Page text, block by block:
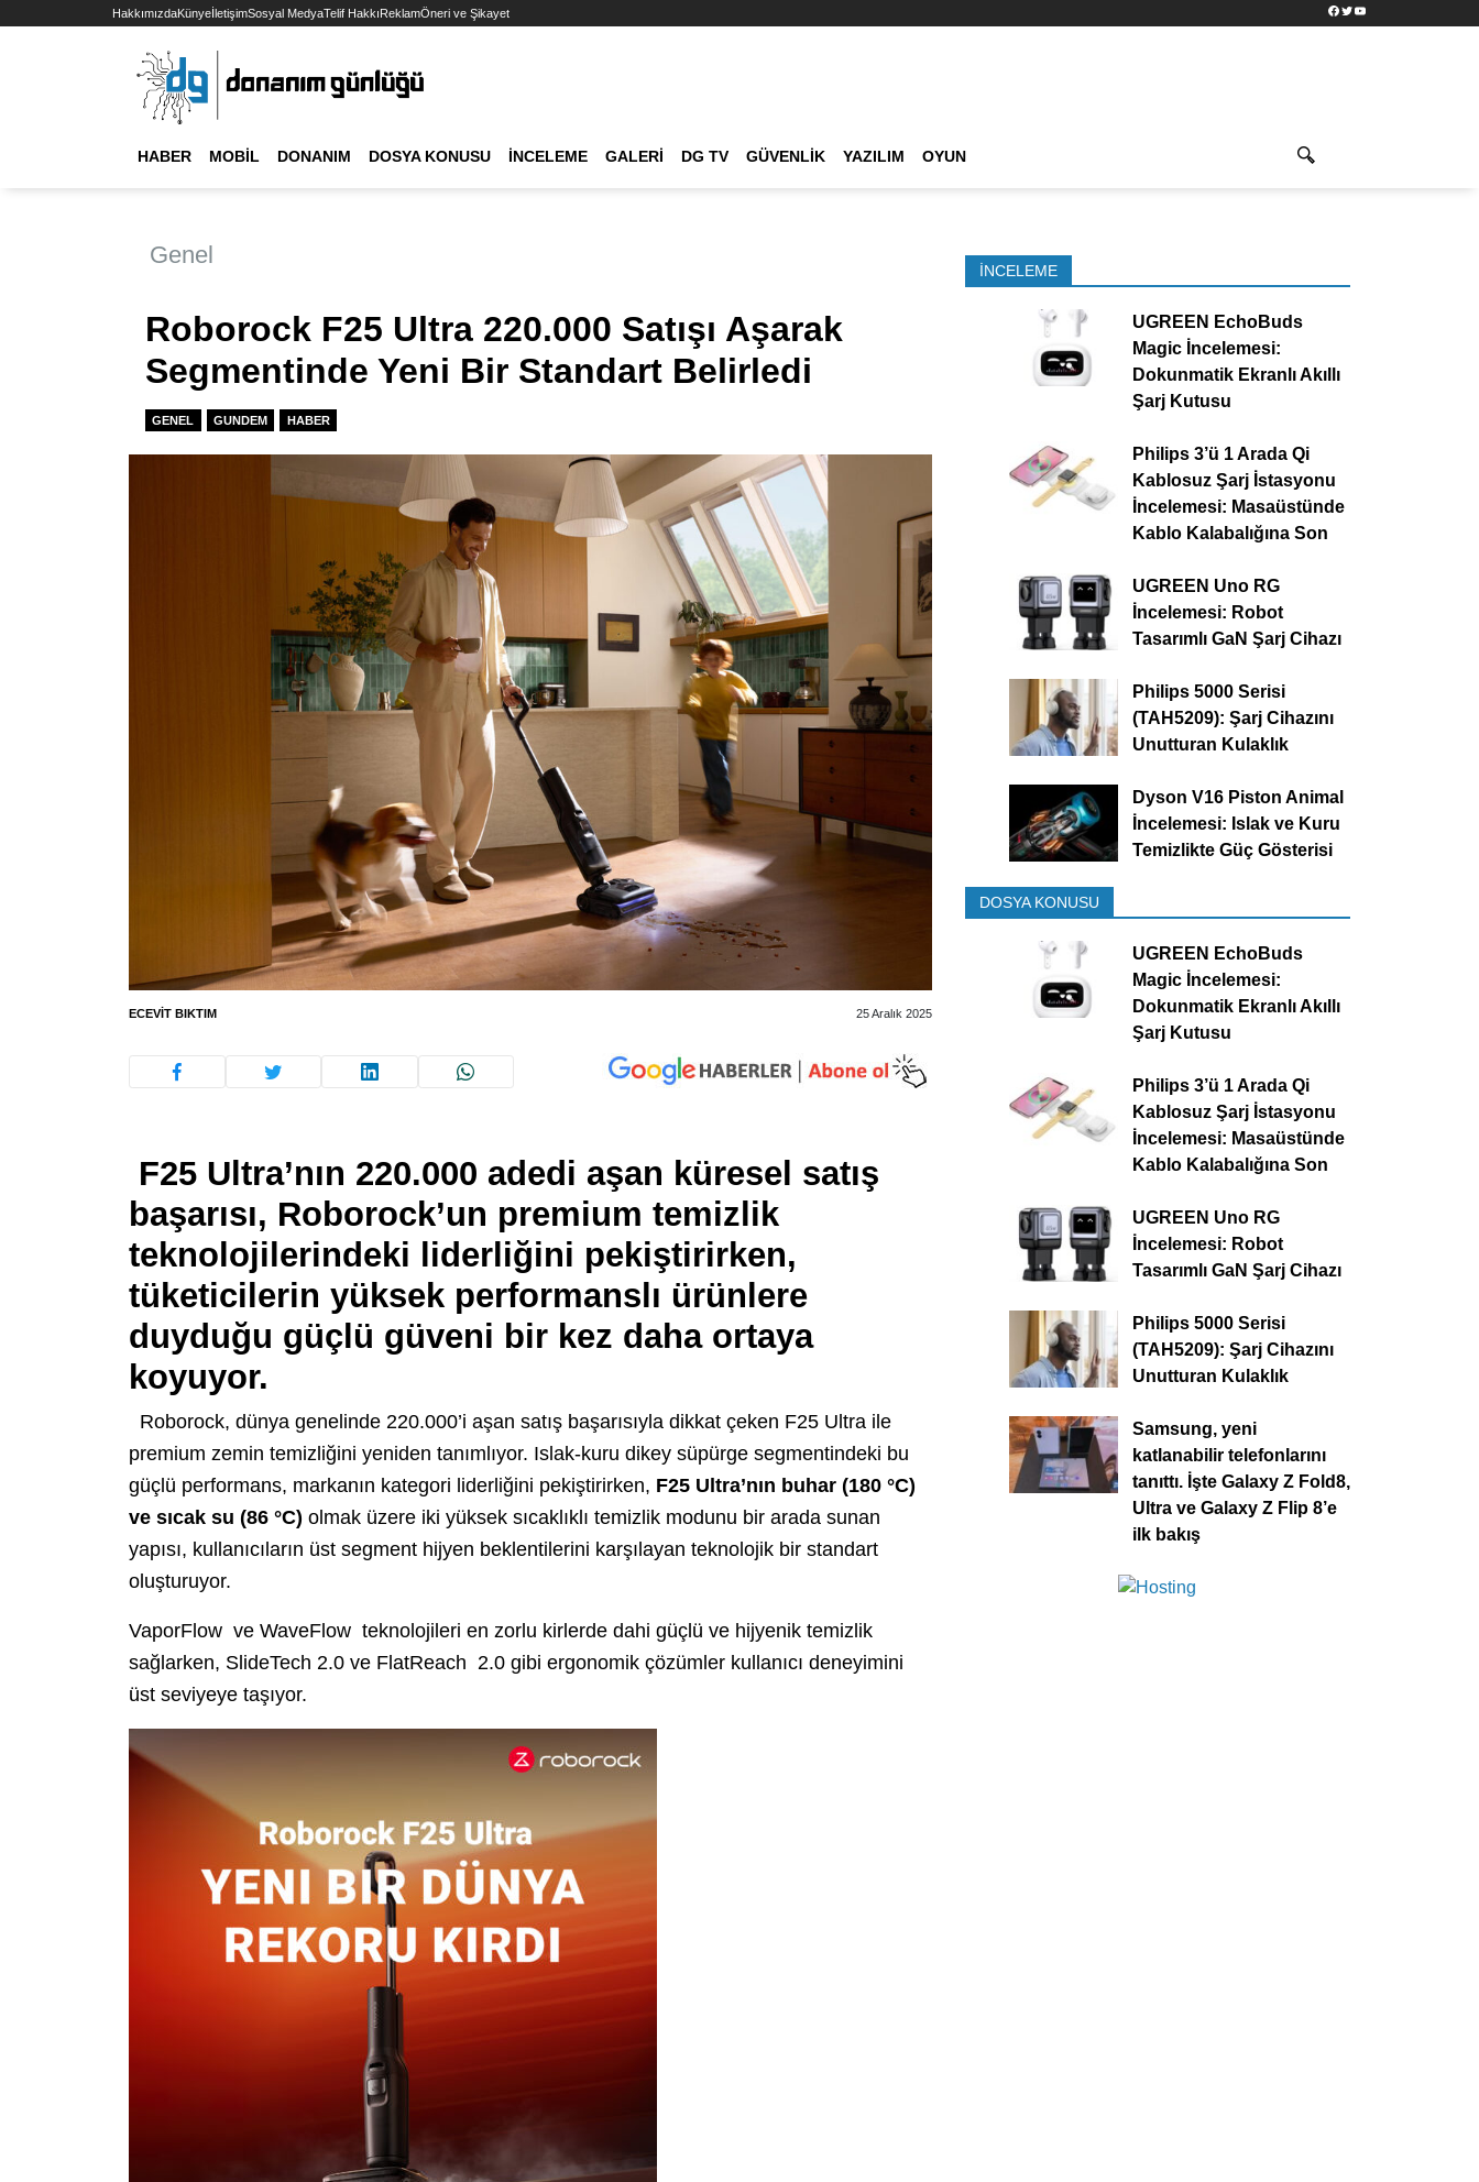
HakkımızdaKünyeİletişimSosyal MedyaTelif HakkıReklamÖneri ve Şikayet Facebook
TwitterYouTube
HABER MOBIL DONANIM DOSYA KONUSU İNCELEME GALERI DG TV GÜVENLIK YAZILIM OYUN
Genel
Roborock F25 Ultra 220.000 Satışı Aşarak
Segmentinde Yeni Bir Standart Belirledi
GENEL GUNDEM HABER
ECEVIT BIKTIM 25 Aralık 2025
F25 Ultra’nın 220.000 adedi aşan küresel satış
başarısı, Roborock’un premium temizlik
teknolojilerindeki liderliğini pekiştirirken,
tüketicilerin yüksek performanslı ürünlere
duyduğu güçlü güveni bir kez daha ortaya
koyuyor.
Roborock, dünya genelinde 220.000’i aşan satış başarısıyla dikkat çeken F25 Ultra ile
premium zemin temizliğini yeniden tanımlıyor. Islak-kuru dikey süpürge segmentindeki bu
güçlü performans, markanın kategori liderliğini pekiştirirken, F25 Ultra’nın buhar (180 °C)
ve sıcak su (86 °C) olmak üzere iki yüksek sıcaklıklı temizlik modunu bir arada sunan
yapısı, kullanıcıların üst segment hijyen beklentilerini karşılayan teknolojik bir standart
oluşturuyor.
VaporFlow ve WaveFlow teknolojileri en zorlu kirlerde dahi güçlü ve hijyenik temizlik
sağlarken, SlideTech 2.0 ve FlatReach 2.0 gibi ergonomik çözümler kullanıcı deneyimini
üst seviyeye taşıyor.
İNCELEME
UGREEN EchoBuds
Magic İncelemesi:
Dokunmatik Ekranlı Akıllı
Şarj Kutusu
Philips 3’ü 1 Arada Qi
Kablosuz Şarj İstasyonu
İncelemesi: Masaüstünde
Kablo Kalabalığına Son
UGREEN Uno RG
İncelemesi: Robot
Tasarımlı GaN Şarj Cihazı
Philips 5000 Serisi
(TAH5209): Şarj Cihazını
Unutturan Kulaklık
Dyson V16 Piston Animal
İncelemesi: Islak ve Kuru
Temizlikte Güç Gösterisi
DOSYA KONUSU
UGREEN EchoBuds
Magic İncelemesi:
Dokunmatik Ekranlı Akıllı
Şarj Kutusu
Philips 3’ü 1 Arada Qi
Kablosuz Şarj İstasyonu
İncelemesi: Masaüstünde
Kablo Kalabalığına Son
UGREEN Uno RG
İncelemesi: Robot
Tasarımlı GaN Şarj Cihazı
Philips 5000 Serisi
(TAH5209): Şarj Cihazını
Unutturan Kulaklık
Samsung, yeni
katlanabilir telefonlarını
tanıttı. İşte Galaxy Z Fold8,
Ultra ve Galaxy Z Flip 8’e
ilk bakış